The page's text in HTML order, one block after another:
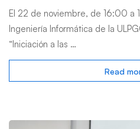
El 22 de noviembre, de 16:00 a
Ingeniería Informática de la
“Iniciación a las …
Read